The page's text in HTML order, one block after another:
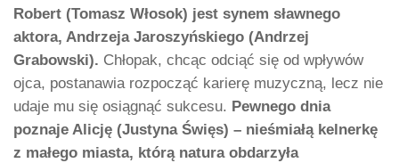
Robert (Tomasz Włosok) jest synem sławnego
aktora, Andrzeja Jaroszyńskiego (Andrzej
Grabowski). Chłopak, chcąc odciąć się od wpływów
ojca, postanawia rozpocząć karierę muzyczną, lecz nie
udaje mu się osiągnąć sukcesu. Pewnego dnia
poznaje Alicję (Justyna Święs) – nieśmiałą kelnerkę
z małego miasta, którą natura obdarzyła